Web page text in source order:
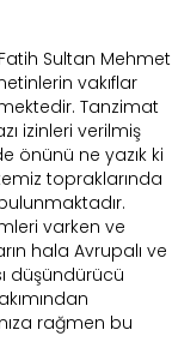
Sultan Mehmet
vakıflar
Tanzimat
izinleri verilmiş
önünü ne yazık ki
topraklarında
varken ve
hala Avrupalı ve
düşündürücü
rağmen bu